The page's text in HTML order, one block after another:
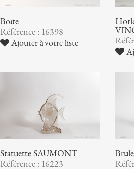
Boîte
Référence : 16398
Ajouter à votre liste
Statuette SAUMONT
Référence : 16223